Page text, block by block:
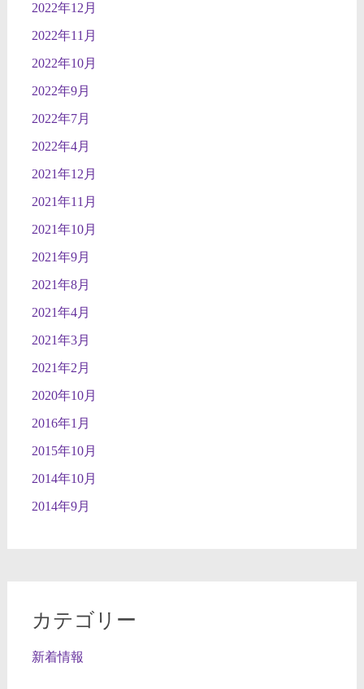
2022年12月
2022年11月
2022年10月
2022年9月
2022年7月
2022年4月
2021年12月
2021年11月
2021年10月
2021年9月
2021年8月
2021年4月
2021年3月
2021年2月
2020年10月
2016年1月
2015年10月
2014年10月
2014年9月
カテゴリー
新着情報